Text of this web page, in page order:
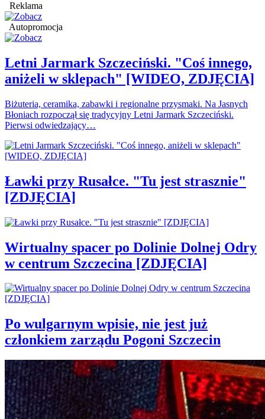
Reklama
Autopromocja
Letni Jarmark Szczeciński. "Coś innego,
aniżeli w sklepach" [WIDEO, ZDJĘCIA]
Biżuteria, ceramika, zabawki i regionalne przysmaki. Na Jasnych
Błoniach rozpoczął się tradycyjny Letni Jarmark Szczeciński.
Pierwsi odwiedzający…
Ławki przy Rusałce. "Tu jest strasznie"
[ZDJĘCIA]
Wirtualny spacer po Dolinie Dolnej Odry
w centrum Szczecina [ZDJĘCIA]
Po wulgarnym wpisie, nie jest już
członkiem zarządu Pogoni Szczecin